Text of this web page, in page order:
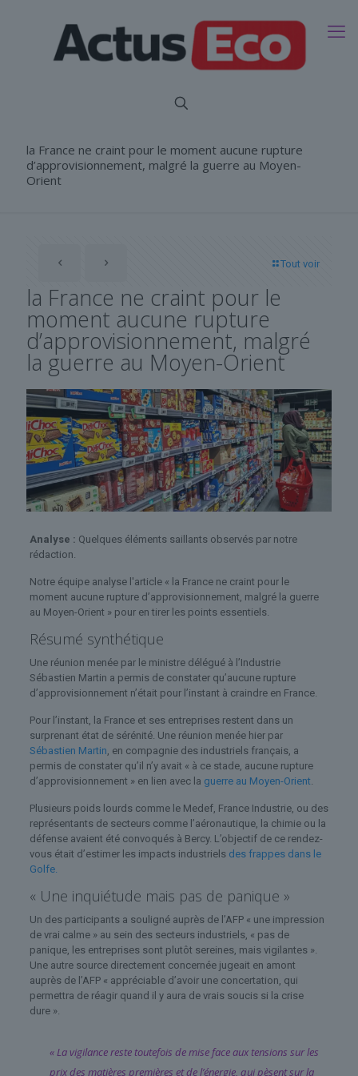
la France ne craint pour le moment aucune rupture
d’approvisionnement, malgré la guerre au Moyen-
Orient
Tout voir
la France ne craint pour le
moment aucune rupture
d’approvisionnement, malgré
la guerre au Moyen-Orient
Analyse : Quelques éléments saillants observés par notre
rédaction.
Notre équipe analyse l'article « la France ne craint pour le
moment aucune rupture d’approvisionnement, malgré la guerre
au Moyen-Orient » pour en tirer les points essentiels.
Résumé synthétique
Une réunion menée par le ministre délégué à l’Industrie
Sébastien Martin a permis de constater qu’aucune rupture
d’approvisionnement n’était pour l’instant à craindre en France.
Pour l’instant, la France et ses entreprises restent dans un
surprenant état de sérénité. Une réunion menée hier par
Sébastien Martin , en compagnie des industriels français, a
permis de constater qu’il n’y avait « à ce stade, aucune rupture
d’approvisionnement » en lien avec la guerre au Moyen-Orient.
Plusieurs poids lourds comme le Medef, France Industrie, ou des
représentants de secteurs comme l’aéronautique, la chimie ou la
défense avaient été convoqués à Bercy. L’objectif de ce rendez-
vous était d’estimer les impacts industriels des frappes dans le
Golfe.
« Une inquiétude mais pas de panique »
Un des participants a souligné auprès de l’AFP « une impression
de vrai calme » au sein des secteurs industriels, « pas de
panique, les entreprises sont plutôt sereines, mais vigilantes ».
Une autre source directement concernée jugeait en amont
auprès de l’AFP « appréciable d’avoir une concertation, qui
permettra de réagir quand il y aura de vrais soucis si la crise
dure ».
« La vigilance reste toutefois de mise face aux tensions sur les
prix des matières premières et de l’énergie, qui pèsent sur la